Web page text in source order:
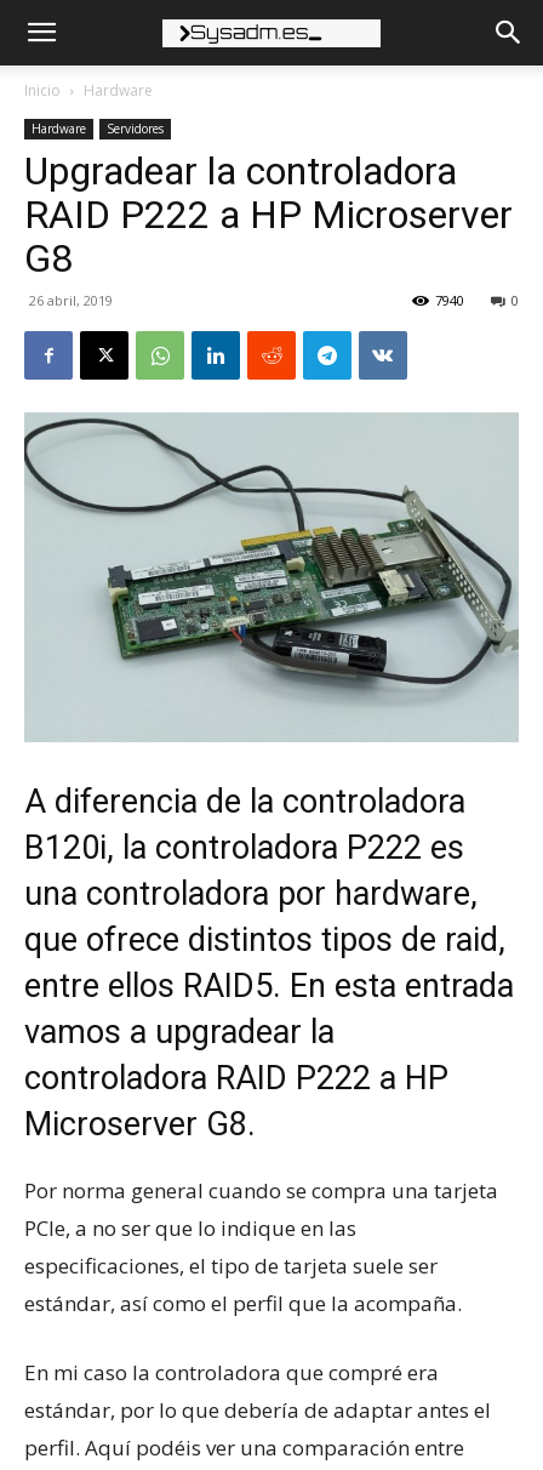
Inicio Hardware
Hardware Servidores
Upgradear la controladora
RAID P222 a HP Microserver
G8
26 abril, 2019 0
7940
A diferencia de la controladora
B120i, la controladora P222 es
una controladora por hardware,
que ofrece distintos tipos de raid,
entre ellos RAID5. En esta entrada
vamos a upgradear la
controladora RAID P222 a HP
Microserver G8.
Por norma general cuando se compra una tarjeta
PCIe, a no ser que lo indique en las
especificaciones, el tipo de tarjeta suele ser
estándar, así como el perfil que la acompaña.
En mi caso la controladora que compré era
estándar, por lo que debería de adaptar antes el
perfil. Aquí podéis ver una comparación entre